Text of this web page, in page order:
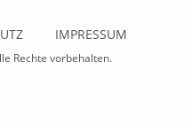
IMPRESSUM
Rechte vorbehalten.